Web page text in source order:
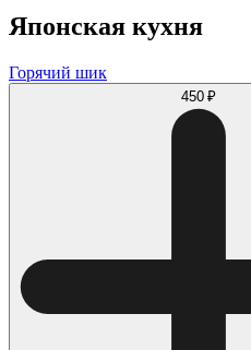
Японская кухня
Горячий шик
450 ₽